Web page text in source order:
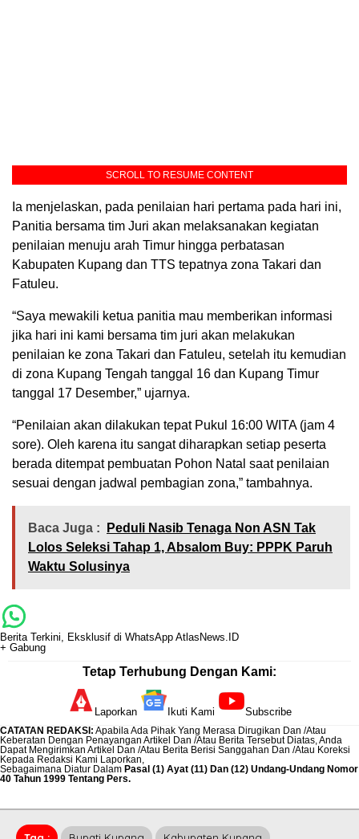
SCROLL TO RESUME CONTENT
Ia menjelaskan, pada penilaian hari pertama pada hari ini,
Panitia bersama tim Juri akan melaksanakan kegiatan
penilaian menuju arah Timur hingga perbatasan
Kabupaten Kupang dan TTS tepatnya zona Takari dan
Fatuleu.
“Saya mewakili ketua panitia mau memberikan informasi
jika hari ini kami bersama tim juri akan melakukan
penilaian ke zona Takari dan Fatuleu, setelah itu kemudian
di zona Kupang Tengah tanggal 16 dan Kupang Timur
tanggal 17 Desember,” ujarnya.
“Penilaian akan dilakukan tepat Pukul 16:00 WITA (jam 4
sore). Oleh karena itu sangat diharapkan setiap peserta
berada ditempat pembuatan Pohon Natal saat penilaian
sesuai dengan jadwal pembagian zona,” tambahnya.
Baca Juga :
Peduli Nasib Tenaga Non ASN Tak
Lolos Seleksi Tahap 1, Absalom Buy: PPPK Paruh
Waktu Solusinya
Berita Terkini, Eksklusif di WhatsApp AtlasNews.ID
+ Gabung
Tetap Terhubung Dengan Kami:
Laporkan Ikuti Kami Subscribe
CATATAN REDAKSI: Apabila Ada Pihak Yang Merasa Dirugikan Dan /Atau
Keberatan Dengan Penayangan Artikel Dan /Atau Berita Tersebut Diatas, Anda
Dapat Mengirimkan Artikel Dan /Atau Berita Berisi Sanggahan Dan /Atau Koreksi
Kepada Redaksi Kami Laporkan
Sebagaimana Diatur Dalam Pasal (1) Ayat (11) Dan (12) Undang-Undang Nomor
40 Tahun 1999 Tentang Pers.